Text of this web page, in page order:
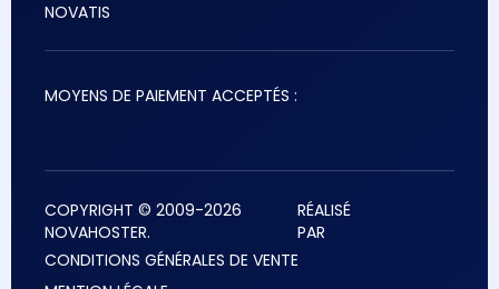
NOVATIS
MOYENS DE PAIEMENT ACCEPTÉS :
COPYRIGHT © 2009-2026
NOVAHOSTER.
RÉALISÉ
PAR
CONDITIONS GÉNÉRALES DE VENTE